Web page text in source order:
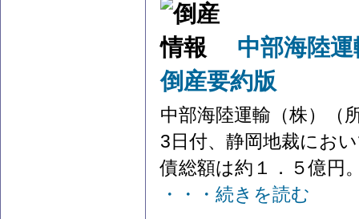
中部海陸
倒産要約版
中部海陸運輸（株）（
3日付、静岡地裁にお
債総額は約１．５億円
・・・続きを読む